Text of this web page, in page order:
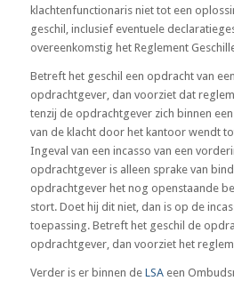
klachtenfunctionaris niet tot een
geschil, inclusief eventuele
overeenkomstig het Reglement
Betreft het geschil een opdracht van
opdrachtgever, dan voorziet dat
tenzij de opdrachtgever zich binnen
van de klacht door het kantoor wendt
Ingeval van een incasso van een
opdrachtgever is alleen sprake van
opdrachtgever het nog openstaande
stort. Doet hij dit niet, dan is op de
toepassing. Betreft het geschil de
opdrachtgever, dan voorziet het
Verder is er binnen de LSAeen